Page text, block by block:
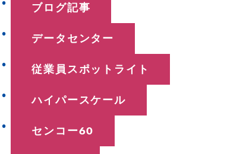
ブログ記事
データセンター
従業員スポットライト
ハイパースケール
センコー60